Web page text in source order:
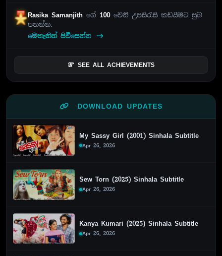
Rasika Samanjithගේ 100වෙනි උපසිරැසි කඩයීමට සුබ
පතන්න.
මෙතැනින් පිවිසෙන්න
SEE ALL ACHIEVEMENTS
DOWNLOAD UPDATES
My Sassy Girl (2001) Sinhala Subtitle
Apr 26, 2026
Sew Torn (2025) Sinhala Subtitle
Apr 26, 2026
Kanya Kumari (2025) Sinhala Subtitle
Apr 26, 2026